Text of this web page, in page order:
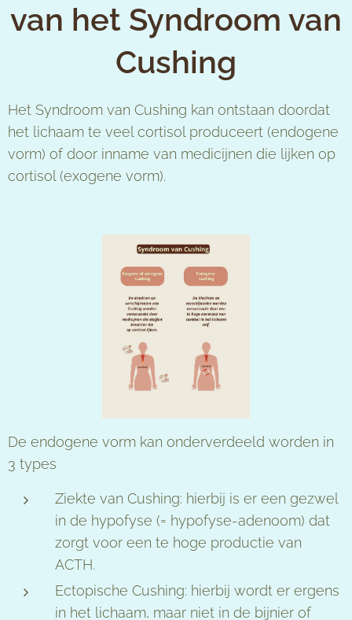
van het Syndroom van
Cushing
Het Syndroom van Cushing kan ontstaan doordat
het lichaam te veel cortisol produceert (endogene
vorm) of door inname van medicijnen die lijken op
cortisol (exogene vorm).
De endogene vorm kan onderverdeeld worden in
3 types
Ziekte van Cushing: hierbij is er een gezwel
in de hypofyse (= hypofyse-adenoom) dat
zorgt voor een te hoge productie van
ACTH.
Ectopische Cushing: hierbij wordt er ergens
in het lichaam, maar niet in de bijnier of